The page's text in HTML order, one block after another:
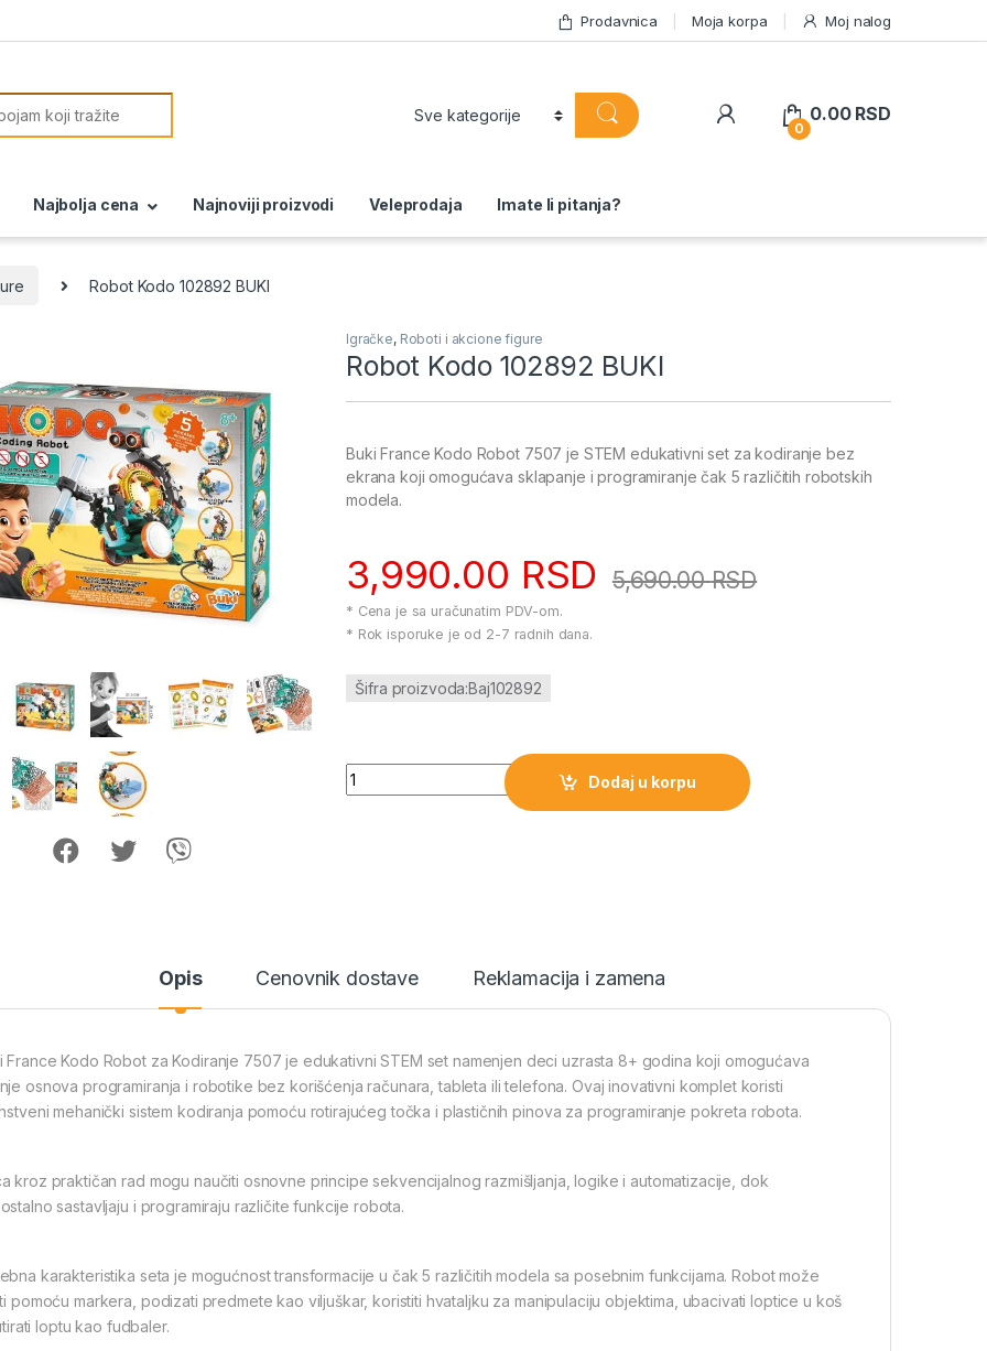
Prodavnica Moja korpa Moj nalog
0
0.00 RSD
Najbolja cena Najnoviji proizvodi Veleprodaja Imate li pitanja?
Robot Kodo 102892 BUKI
Igračke, Roboti i akcione figure
Robot Kodo 102892 BUKI
Buki France Kodo Robot 7507 je STEM edukativni set za kodiranje bez
ekrana koji omogućava sklapanje i programiranje čak 5 različitih robotskih
modela.
3,990.00 RSD 5,690.00RSD
* Cena je sa uračunatim PDV-om.
* Rok isporuke je od 2-7 radnih dana.
Šifra proizvoda:Baj102892
Robot Kodo 102892 BUKI količina
Dodaj u korpu
Opis Cenovnik dostave Reklamacija i zamena
France Kodo Robot za Kodiranje 7507 je edukativni STEM set namenjen deci uzrasta 8+ godina koji omogućava
osnova programiranja i robotike bez korišćenja računara, tableta ili telefona. Ovaj inovativni komplet koristi
mehanički sistem kodiranja pomoću rotirajućeg točka i plastičnih pinova za programiranje pokreta robota.
kroz praktičan rad mogu naučiti osnovne principe sekvencijalnog razmišljanja, logike i automatizacije, dok
sastavljaju i programiraju različite funkcije robota.
karakteristika seta je mogućnost transformacije u čak 5 različitih modela sa posebnim funkcijama. Robot može
pomoću markera, podizati predmete kao viljuškar, koristiti hvataljku za manipulaciju objektima, ubacivati loptice u koš
loptu kao fudbaler.